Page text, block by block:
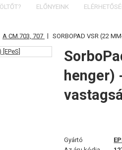
ELŐNYEINK
A CM.703, 707 | SORBOPAD VSR (22
henger)
Gyártó